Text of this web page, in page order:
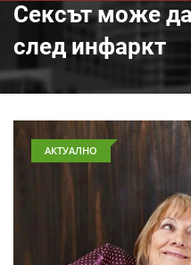
Сексът може
след инфаркт
АКТУАЛНО